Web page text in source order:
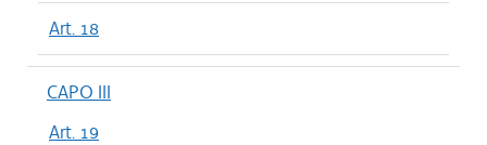
Art. 18
CAPO III
Art. 19